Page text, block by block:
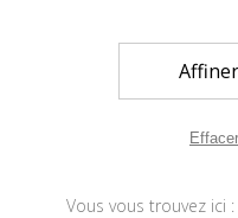
Vous vous trouvez ici :